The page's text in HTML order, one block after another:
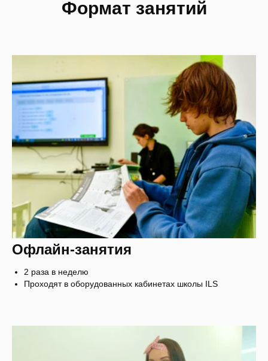
Формат занятий
Офлайн-занятия
2 раза в неделю
Проходят в оборудованных кабинетах школы ILS